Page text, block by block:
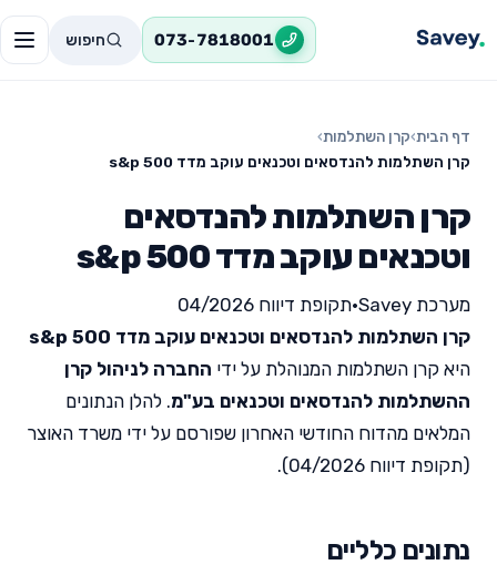
073-7818001 חיפוש
דף הבית›קרן השתלמות›
קרן השתלמות להנדסאים וטכנאים עוקב מדד s&p 500
קרן השתלמות להנדסאים
וטכנאים עוקב מדד s&p 500
מערכת Savey •תקופת דיווח 04/2026
קרן השתלמות להנדסאים וטכנאים עוקב מדד s&p 500
היא קרן השתלמות המנוהלת על ידי החברה לניהול קרן
ההשתלמות להנדסאים וטכנאים בע"מ. להלן הנתונים
המלאים מהדוח החודשי האחרון שפורסם על ידי משרד האוצר
(תקופת דיווח 04/2026).
נתונים כלליים